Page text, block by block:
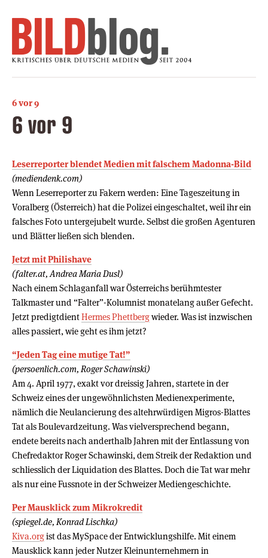
6 vor 9
6 vor 9
Leserreporter blendet Medien mit falschem Madonna-Bild
(mediendenk.com)
Wenn Leserreporter zu Fakern werden: Eine Tageszeitung in
Voralberg (Österreich) hat die Polizei eingeschaltet, weil ihr ein
falsches Foto untergejubelt wurde. Selbst die großen Agenturen
und Blätter ließen sich blenden.
Jetzt mit Philishave
(falter.at, Andrea Maria Dusl)
Nach einem Schlaganfall war Österreichs berühmtester
Talkmaster und “Falter”-Kolumnist monatelang außer Gefecht.
Jetzt predigtdientHermes Phettbergwieder. Was ist inzwischen
alles passiert, wie geht es ihm jetzt?
“Jeden Tag eine mutige Tat!”
(persoenlich.com, Roger Schawinski)
Am 4. April 1977, exakt vor dreissig Jahren, startete in der
Schweiz eines der ungewöhnlichsten Medienexperimente,
nämlich die Neulancierung des altehrwürdigen Migros-Blattes
Tat als Boulevardzeitung. Was vielversprechend begann,
endete bereits nach anderthalb Jahren mit der Entlassung von
Chefredaktor Roger Schawinski, dem Streik der Redaktion und
schliesslich der Liquidation des Blattes. Doch die Tat war mehr
als nur eine Fussnote in der Schweizer Mediengeschichte.
Per Mausklick zum Mikrokredit
(spiegel.de, Konrad Lischka)
Kiva.orgist das MySpace der Entwicklungshilfe. Mit einem
Mausklick kann jeder Nutzer Kleinunternehmern in